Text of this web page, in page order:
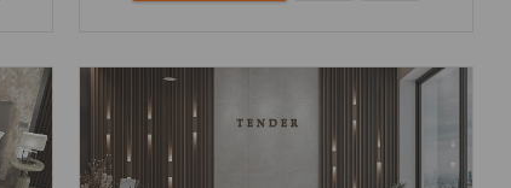
Стили: Под камень;
Цвета: